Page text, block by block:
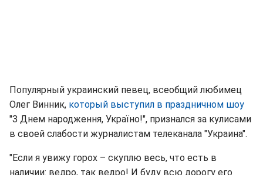
Популярный украинский певец, всеобщий любимец
Олег Винник, который выступил в праздничном шоу
"З Днем народження, Україно!", признался за кулисами
в своей слабости журналистам телеканала "Украина".
"Если я увижу горох – скуплю весь, что есть в
наличии: ведро, так ведро! И буду всю дорогу его